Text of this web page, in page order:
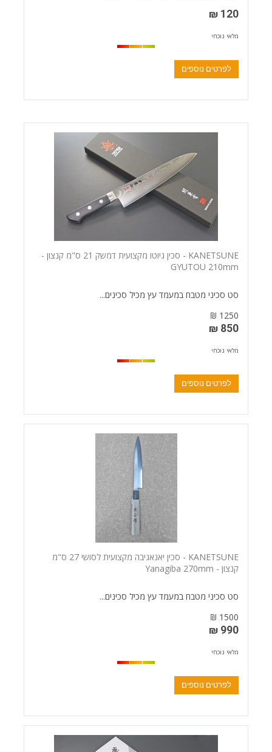
120 ₪
מלאי נוכחי
לפרטים נוספים
KANETSUNE - סכין גיוטו מקצועית דמשק 21 ס"מ קנצון -
GYUTOU 210mm
סט סכיני מטבח במעמד עץ מכיל סכינים...
1250 ₪
850 ₪
מלאי נוכחי
לפרטים נוספים
KANETSUNE - סכין יאנאגיבה מקצועית לסושי 27 ס"מ
קנצון - Yanagiba 270mm
סט סכיני מטבח במעמד עץ מכיל סכינים...
1500 ₪
990 ₪
מלאי נוכחי
לפרטים נוספים